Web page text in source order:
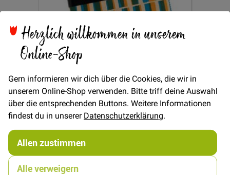
Herzlich willkommen in unserem
Online-Shop
Gern informieren wir dich über die Cookies, die wir in
unserem Online-Shop verwenden. Bitte triff deine Auswahl
über die entsprechenden Buttons. Weitere Informationen
findest du in unsererDatenschutzerklärung.
Allen zustimmen
Alle verweigern
Charm Pack "Geometry" by Ruby Star
Society